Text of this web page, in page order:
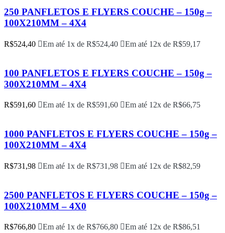
250 PANFLETOS E FLYERS COUCHE – 150g –
100X210MM – 4X4
R$524,40 Em até 1x de R$524,40 Em até 12x de R$59,17
100 PANFLETOS E FLYERS COUCHE – 150g –
300X210MM – 4X4
R$591,60 Em até 1x de R$591,60 Em até 12x de R$66,75
1000 PANFLETOS E FLYERS COUCHE – 150g –
100X210MM – 4X4
R$731,98 Em até 1x de R$731,98 Em até 12x de R$82,59
2500 PANFLETOS E FLYERS COUCHE – 150g –
100X210MM – 4X0
R$766,80 Em até 1x de R$766,80 Em até 12x de R$86,51